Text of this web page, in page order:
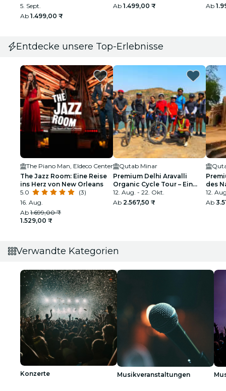
5. Sept.
Ab 1.499,00 ₹
Ab 1.499,00 ₹
Ab
Entdecke unsere Top-Erlebnisse
The Piano Man, Eldeco Center
The Jazz Room: Eine Reise
ins Herz von New Orleans
5.0
(3)
16. Aug.
Ab 1.699,00 ₹
1.529,00 ₹
Qutab Minar
Premium Delhi Aravalli
Organic Cycle Tour – Ein
Blick auf das reale und
ländliche Indien
12. Aug. - 22. Okt.
Ab 2.567,50 ₹
des
Das
12.
Ab
Verwandte Kategorien
Konzerte Musikveranstaltungen